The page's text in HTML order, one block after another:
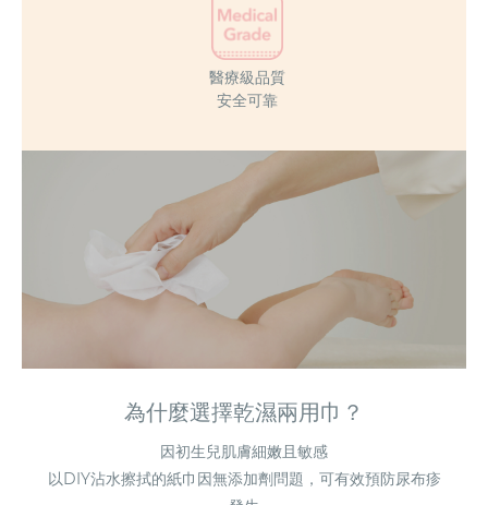
醫療級品質
安全可靠
為什麼選擇乾濕兩用巾？
因初生兒肌膚細嫩且敏感
以DIY沾水擦拭的紙巾因無添加劑問題，可有效預防尿布疹